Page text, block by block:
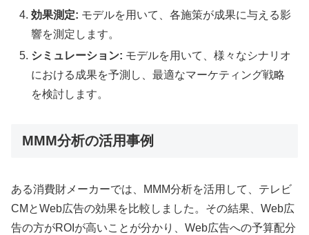
効果測定: モデルを用いて、各施策が成果に与える影
響を測定します。
シミュレーション: モデルを用いて、様々なシナリオ
における成果を予測し、最適なマーケティング戦略
を検討します。
MMM分析の活用事例
ある消費財メーカーでは、MMM分析を活用して、テレビ
CMとWeb広告の効果を比較しました。その結果、Web広
告の方がROIが高いことが分かり、Web広告への予算配分